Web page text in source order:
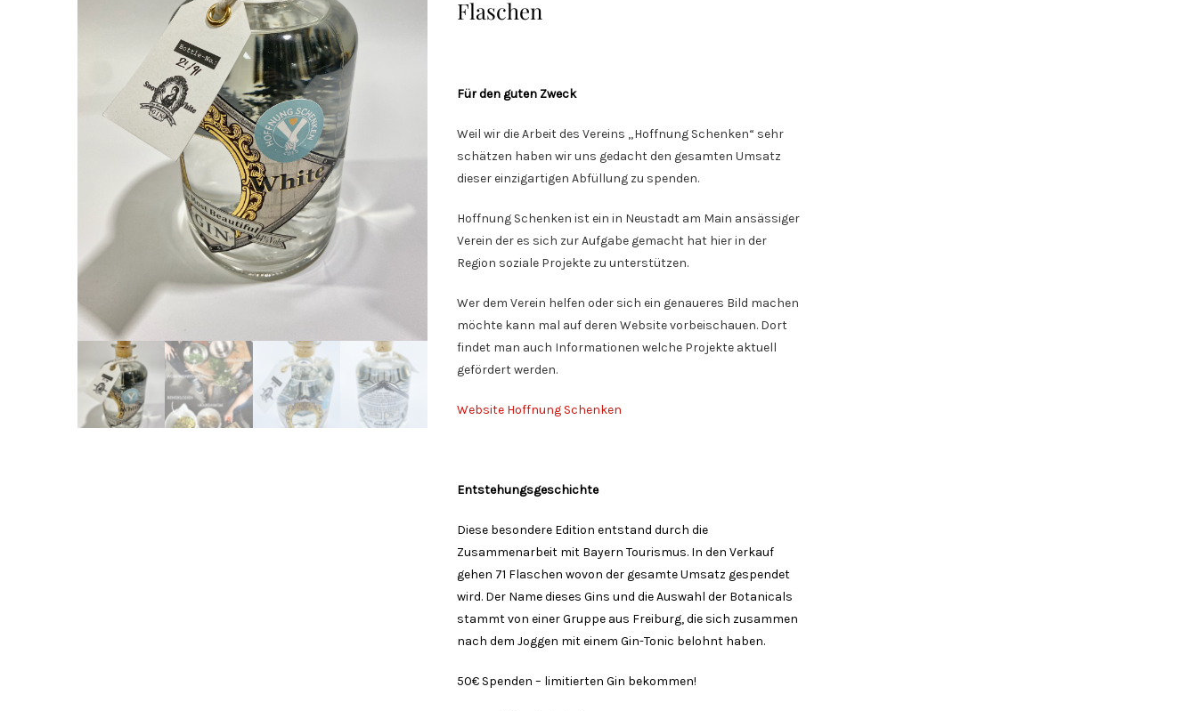
Flaschen
Für den guten Zweck
Weil wir die Arbeit des Vereins „Hoffnung Schenken“ sehr
schätzen haben wir uns gedacht den gesamten Umsatz
dieser einzigartigen Abfüllung zu spenden.
Hoffnung Schenken ist ein in Neustadt am Main ansässiger
Verein der es sich zur Aufgabe gemacht hat hier in der
Region soziale Projekte zu unterstützen.
Wer dem Verein helfen oder sich ein genaueres Bild machen
möchte kann mal auf deren Website vorbeischauen. Dort
findet man auch Informationen welche Projekte aktuell
gefördert werden.
Website Hoffnung Schenken
Entstehungsgeschichte
Diese besondere Edition entstand durch die
Zusammenarbeit mit Bayern Tourismus. In den Verkauf
gehen 71 Flaschen wovon der gesamte Umsatz gespendet
wird. Der Name dieses Gins und die Auswahl der Botanicals
stammt von einer Gruppe aus Freiburg, die sich zusammen
nach dem Joggen mit einem Gin-Tonic belohnt haben.
50€ Spenden – limitierten Gin bekommen!